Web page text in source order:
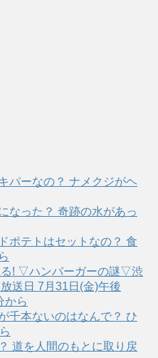
パーなの？ ナメクジがヘ
なった？ 奇跡の水があっ
ポテトはセットなの？ 食
る! ▽ハンバーガーの謎▽渋
送日 7月31日(金)午後
から
千本ないのはなんで？ ひ
道を人間のもとに取り戻